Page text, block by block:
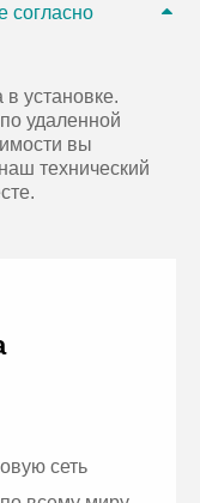
согласно
установке.
удаленной
вы
технический
сеть